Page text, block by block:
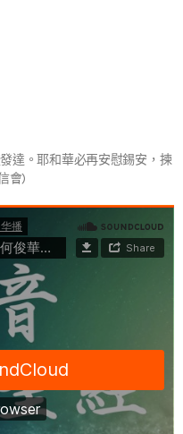
達。耶和華必再安慰錫安，揀
會)